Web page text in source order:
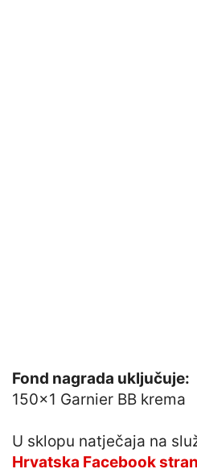
Fond nagrada uključuje:
150×1 Garnier BB krema
U sklopu natječaja na
Hrvatska Facebook